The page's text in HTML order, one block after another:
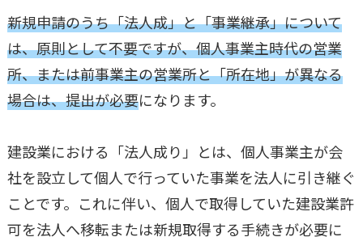
新規申請のうち「法人成」と「事業継承」について
は、原則として不要ですが、個人事業主時代の営業
所、または前事業主の営業所と「所在地」が異なる
場合は、提出が必要になります。
建設業における「法人成り」とは、個人事業主が会
社を設立して個人で行っていた事業を法人に引き継ぐ
ことです。これに伴い、個人で取得していた建設業許
可を法人へ移転または新規取得する手続きが必要に